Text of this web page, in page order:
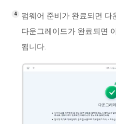
펌웨어 준비가 완료되면 다
다운그레이드가 완료되면
됩니다.